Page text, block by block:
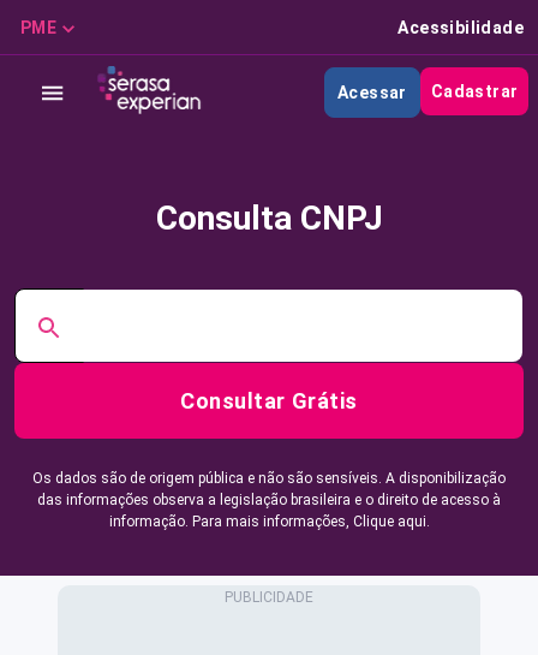
PME Acessibilidade
Acessar Cadastrar
Consulta CNPJ
Consultar Grátis
Os dados são de origem pública e não são sensíveis. A disponibilização
das informações observa a legislação brasileira e o direito de acesso à
informação. Para mais informações, Clique aqui.